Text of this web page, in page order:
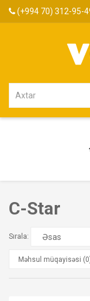
(+994 70) 312-95-
C-Star
Sırala:
Məhsul müqayisəsi